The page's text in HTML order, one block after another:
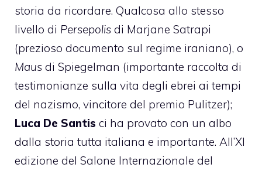
storia da ricordare. Qualcosa allo stesso
livello di Persepolis di Marjane Satrapi
(prezioso documento sul regime iraniano), o
Maus di Spiegelman (importante raccolta di
testimonianze sulla vita degli ebrei ai tempi
del nazismo, vincitore del premio Pulitzer);
Luca De Santis ci ha provato con un albo
dalla storia tutta italiana e importante. All’XI
edizione del Salone Internazionale del